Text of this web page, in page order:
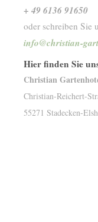
+ 49 6136 91650
oder schreiben Sie
info@christian-
Hier finden Sie
Christian
Christian-Reichert-
55271 Stadecken-